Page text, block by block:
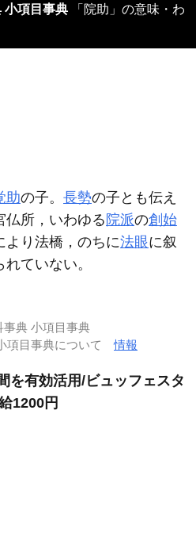
小項目事典 「院助」の意味・わ
助の子。 長勢の子とも伝え
仏所，いわゆる 院派の創始
より法橋，のちに法眼に叙
ていない。
事典 小項目事典
項目事典について情報
を有効活用/ビュッフェスタ
1200円